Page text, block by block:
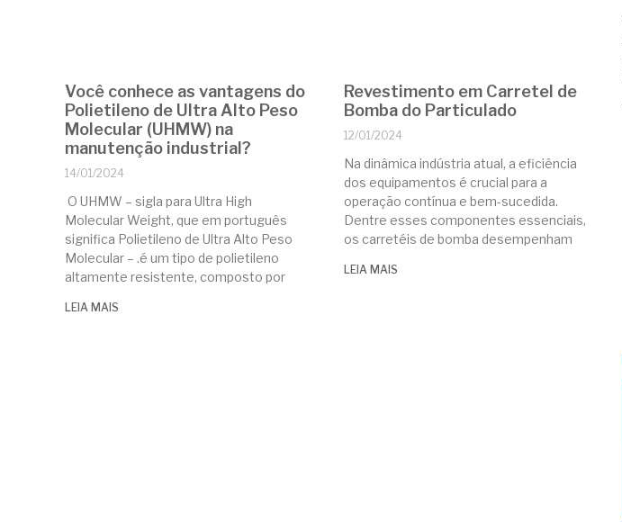
Você conhece as vantagens do
Polietileno de Ultra Alto Peso
Molecular (UHMW) na
manutenção industrial?
14/01/2024
O UHMW – sigla para Ultra High
Molecular Weight, que em português
significa Polietileno de Ultra Alto Peso
Molecular – .é um tipo de polietileno
altamente resistente, composto por
LEIA MAIS
Revestimento em Carretel de
Bomba do Particulado
12/01/2024
Na dinâmica indústria atual, a eficiência
dos equipamentos é crucial para a
operação contínua e bem-sucedida.
Dentre esses componentes essenciais,
os carretéis de bomba desempenham
LEIA MAIS